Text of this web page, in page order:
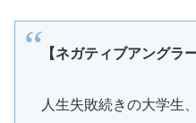
【ネガティブアングラー
人生失敗続きの大学生